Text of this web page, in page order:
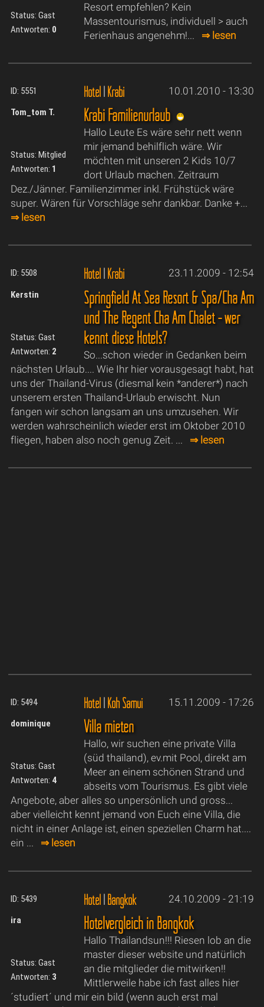
Status: Gast
Antworten: 0
Resort empfehlen? Kein
Massentourismus, individuell > auch
Ferienhaus angenehm!... ⇒ lesen
ID: 5551 Hotel|Krabi 10.01.2010 - 13:30
Tom_tom T.
Status: Mitglied
Antworten: 1
Krabi Familienurlaub
Hallo Leute Es wäre sehr nett wenn
mir jemand behilflich wäre. Wir
möchten mit unseren 2 Kids 10/7
dort Urlaub machen. Zeitraum
Dez./Jänner. Familienzimmer inkl. Frühstück wäre
super. Wären für Vorschläge sehr dankbar. Danke +...
⇒ lesen
ID: 5508 Hotel|Krabi 23.11.2009 - 12:54
Kerstin
Status: Gast
Antworten: 2
Springfield At Sea Resort & Spa/Cha Am
und The Regent Cha Am Chalet - wer
kennt diese Hotels?
So...schon wieder in Gedanken beim
nächsten Urlaub.... Wie Ihr hier vorausgesagt habt, hat
uns der Thailand-Virus (diesmal kein *anderer*) nach
unserem ersten Thailand-Urlaub erwischt. Nun
fangen wir schon langsam an uns umzusehen. Wir
werden wahrscheinlich wieder erst im Oktober 2010
fliegen, haben also noch genug Zeit. ... ⇒ lesen
ID: 5494 Hotel|Koh Samui 15.11.2009 - 17:26
dominique
Status: Gast
Antworten: 4
Villa mieten
Hallo, wir suchen eine private Villa
(süd thailand), ev.mit Pool, direkt am
Meer an einem schönen Strand und
abseits vom Tourismus. Es gibt viele
Angebote, aber alles so unpersönlich und gross...
aber vielleicht kennt jemand von Euch eine Villa, die
nicht in einer Anlage ist, einen speziellen Charm hat....
ein ... ⇒ lesen
ID: 5439 Hotel|Bangkok 24.10.2009 - 21:19
ira
Status: Gast
Antworten: 3
Hotelvergleich in Bangkok
Hallo Thailandsun!!! Riesen lob an die
master dieser website und natürlich
an die mitglieder die mitwirken!!
Mittlerweile habe ich fast alles hier
´studiert´ und mir ein bild (wenn auch erst mal